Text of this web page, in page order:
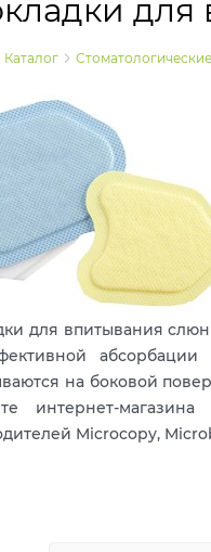
для
Каталог
для впитывания
на боковой
интернет-
Microcopy,